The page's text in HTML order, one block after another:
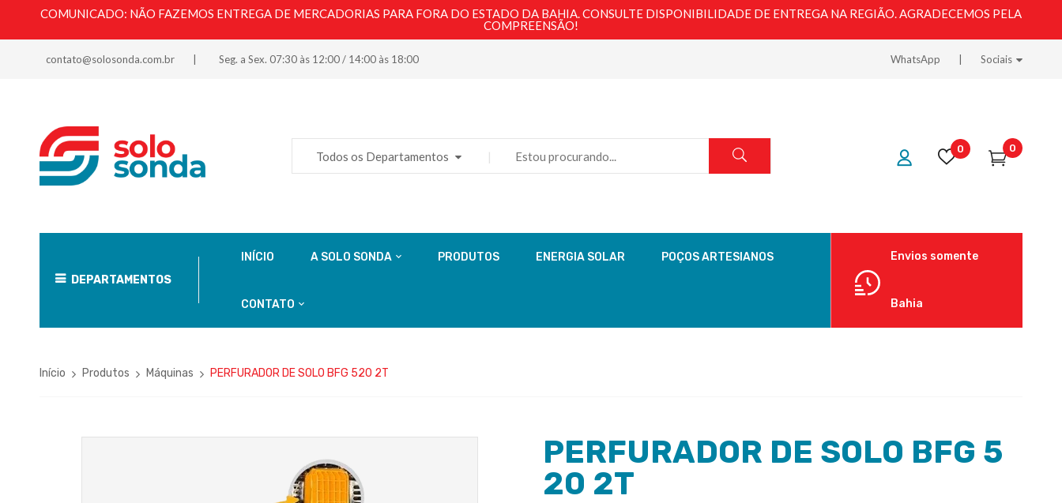
COMUNICADO: NÃO FAZEMOS ENTREGA DE MERCADORIAS PARA FORA DO ESTADO DA BAHIA. CONSULTE DISPONIBILIDADE DE ENTREGA NA REGIÃO. AGRADECEMOS PELA
COMPREENSÃO!
contato@solosonda.com.br Seg. a Sex. 07:30 às 12:00 / 14:00 às 18:00 WhatsApp Sociais
Todos os Departamentos
0 0
DEPARTAMENTOS
INÍCIO A SOLO SONDA PRODUTOS ENERGIA SOLAR POÇOS ARTESIANOS
CONTATO
Envios somente
Bahia
Início Produtos Máquinas PERFURADOR DE SOLO BFG 520 2T
PERFURADOR DE SOLO BFG 5
20 2T